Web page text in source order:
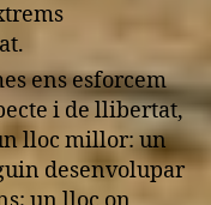
ens esforcem
i de llibertat,
lloc millor: un
desenvolupar